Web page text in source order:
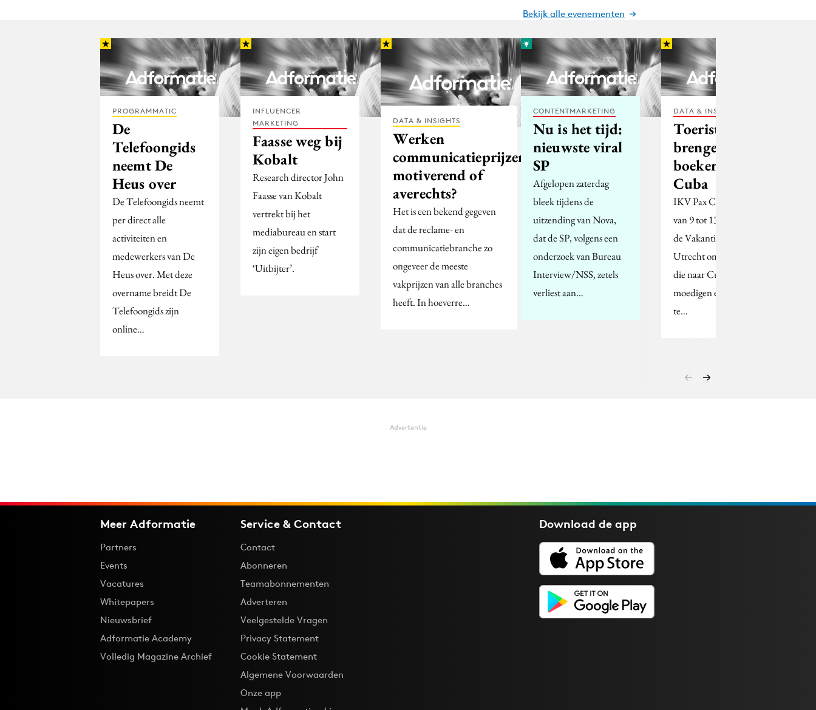
Bekijk alle evenementen
PROGRAMMATIC
De
Telefoongids
neemt De
Heus over
De Telefoongids neemt
per direct alle
activiteiten en
medewerkers van De
Heus over. Met deze
overname breidt De
Telefoongids zijn
online…
INFLUENCER
MARKETING
Faasse weg bij
Kobalt
Research director John
Faasse van Kobalt
vertrekt bij het
mediabureau en start
zijn eigen bedrijf
‘Uitbijter’.
DATA & INSIGHTS
Werken
communicatieprijzen
motiverend of
averechts?
Het is een bekend gegeven
dat de reclame- en
communicatiebranche zo
ongeveer de meeste
vakprijzen van alle branches
heeft. In hoeverre…
CONTENTMARKETING
Nu is het tijd:
nieuwste viral
SP
Afgelopen zaterdag
bleek tijdens de
uitzending van Nova,
dat de SP, volgens een
onderzoek van Bureau
Interview/NSS, zetels
verliest aan…
DATA & INSIGHTS
Toeristen
brengen
boeken naar
Cuba
IKV Pax Christi stond
van 9 tot 13 januari op
de Vakantiebeurs in
Utrecht om toeristen
die naar Cuba aan te
moedigen een boek mee
te…
Advertentie
Meer Adformatie
Partners
Events
Vacatures
Whitepapers
Nieuwsbrief
Adformatie Academy
Volledig Magazine Archief
Service & Contact
Contact
Abonneren
Teamabonnementen
Adverteren
Veelgestelde Vragen
Privacy Statement
Cookie Statement
Algemene Voorwaarden
Onze app
Download deapp